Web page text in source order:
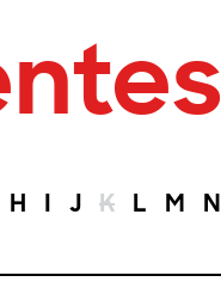
H I J K L M N